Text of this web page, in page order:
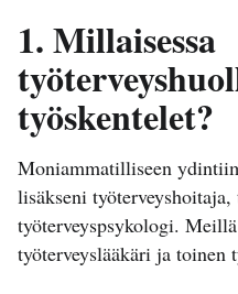
1. Millaisessa
työskentelet?
Moniammatilliseen
lisäkseni
työterveyspsykologi.
työterveyslääkäri ja toinen